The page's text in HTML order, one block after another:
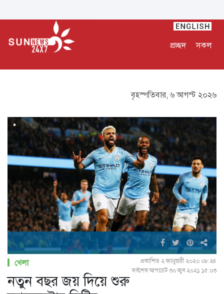
প্রচ্ছদ সকল
বৃহস্পতিবার, ৬ আগস্ট ২০২৬
খেলা
প্রকাশিত ২ জানুয়ারী ২০২০ ০৮:২৪
সর্বশেষ আপডেট ৩০ জুন ২০২১ ১৫:০৩
নতুন বছর জয় দিয়ে শুরু